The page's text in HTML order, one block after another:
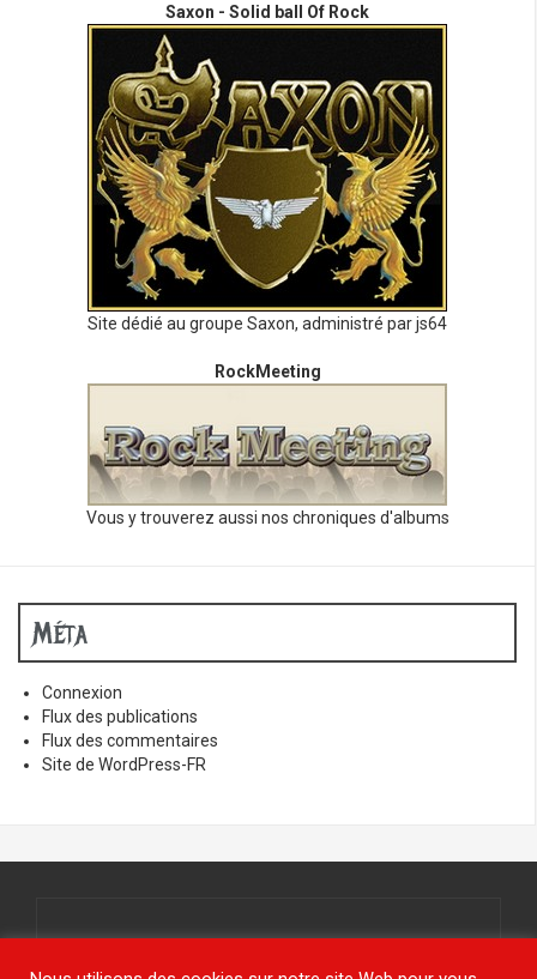
Saxon - Solid ball Of Rock
Site dédié au groupe Saxon, administré par js64
RockMeeting
Vous y trouverez aussi nos chroniques d'albums
Méta
Connexion
Flux des publications
Flux des commentaires
Site de WordPress-FR
© www.jy-étais.com 2021